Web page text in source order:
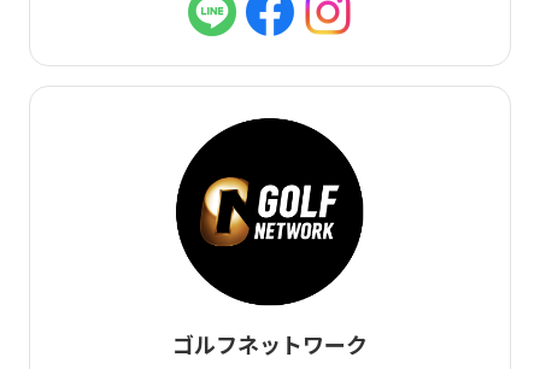
ゴルフネットワーク